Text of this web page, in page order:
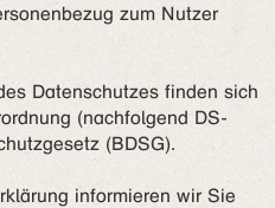
zum Nutzer
Datenschutzes finden sich
(nachfolgend DS-
(BDSG).
informieren wir Sie